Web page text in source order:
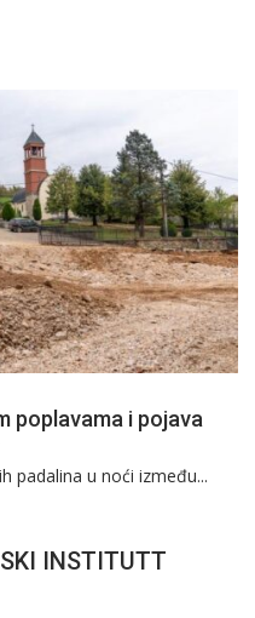
poplavama i pojava
padalina u noći između...
INSTITUTT